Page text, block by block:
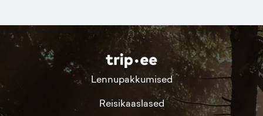
Lennupakkumised
Reisikaaslased